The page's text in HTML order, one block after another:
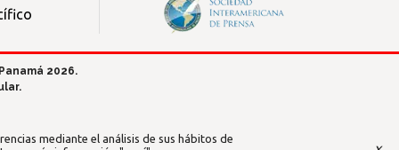
2026.
mediante el análisis de sus hábitos de